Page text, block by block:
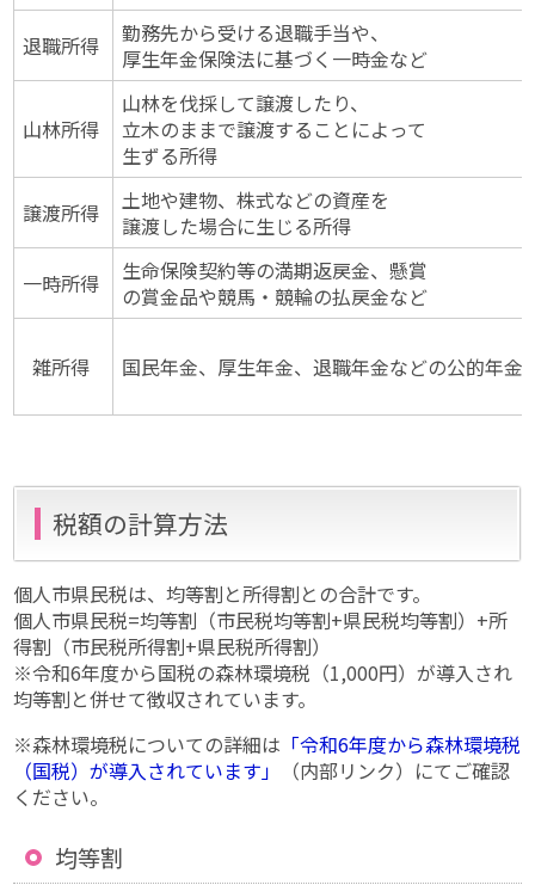
退職所得
勤務先から受ける退職手当や、
厚生年金保険法に基づく一時金など
山林所得
山林を伐採して譲渡したり、
立木のままで譲渡することによって
生ずる所得
譲渡所得
土地や建物、株式などの資産を
譲渡した場合に生じる所得
一時所得
生命保険契約等の満期返戻金、懸賞
の賞金品や競馬・競輪の払戻金など
雑所得 国民年金、厚生年金、退職年金などの公的年
税額の計算方法
個人市県民税は、均等割と所得割との合計です。
個人市県民税=均等割（市民税均等割+県民税均等割）+所
得割（市民税所得割+県民税所得割）
※令和6年度から国税の森林環境税（1,000円）が導入され
均等割と併せて徴収されています。
※森林環境税についての詳細は 「令和6年度から森林環境税
（国税）が導入されています」
（内部リンク）にてご確認
ください。
均等割